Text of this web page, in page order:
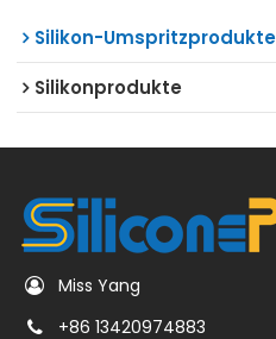
Silikon-Umspritzprodukte
Silikonprodukte
Miss Yang
+86 13420974883